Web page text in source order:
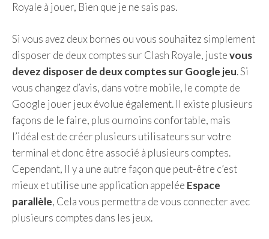
Royale à jouer, Bien que je ne sais pas.
Si vous avez deux bornes ou vous souhaitez simplement
disposer de deux comptes sur Clash Royale, justevous
devez disposer de deux comptes sur Google jeu. Si
vous changez d’avis, dans votre mobile, le compte de
Google jouer jeux évolue également. Il existe plusieurs
façons de le faire, plus ou moins confortable, mais
l’idéal est de créer plusieurs utilisateurs sur votre
terminal et donc être associé à plusieurs comptes.
Cependant, Il y a une autre façon que peut-être c’est
mieux et utilise une application appelée Espace
parallèle, Cela vous permettra de vous connecter avec
plusieurs comptes dans les jeux.